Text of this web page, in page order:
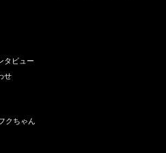
タビュー
せ
クちゃん